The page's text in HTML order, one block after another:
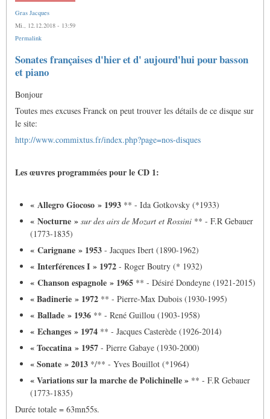
Gras Jacques
Mi., 12.12.2018 - 13:59
Permalink
Sonates françaises d'hier et d' aujourd'hui pour basson
et piano
Bonjour
Toutes mes excuses Franck on peut trouver les détails de ce disque sur
le site:
http://www.commixtus.fr/index.php?page=nos-disques
Les œuvres programmées pour le CD 1:
« Allegro Giocoso » 1993 ** - Ida Gotkovsky (*1933)
« Nocturne » sur des airs de Mozart et Rossini ** - F.R Gebauer
(1773-1835)
« Carignane » 1953 - Jacques Ibert (1890-1962)
« Interférences I » 1972 - Roger Boutry (* 1932)
« Chanson espagnole » 1965 ** - Désiré Dondeyne (1921-2015)
« Badinerie » 1972 ** - Pierre-Max Dubois (1930-1995)
« Ballade » 1936 ** - René Guillou (1903-1958)
« Echanges » 1974 ** - Jacques Casterède (1926-2014)
« Toccatina » 1957 - Pierre Gabaye (1930-2000)
« Sonate » 2013 */** - Yves Bouillot (*1964)
« Variations sur la marche de Polichinelle » ** - F.R Gebauer
(1773-1835)
Durée totale = 63mn55s.